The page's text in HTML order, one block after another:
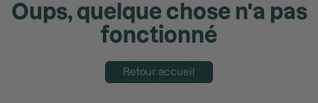
Oups, quelque chose n'a pas
fonctionné
Retour accueil